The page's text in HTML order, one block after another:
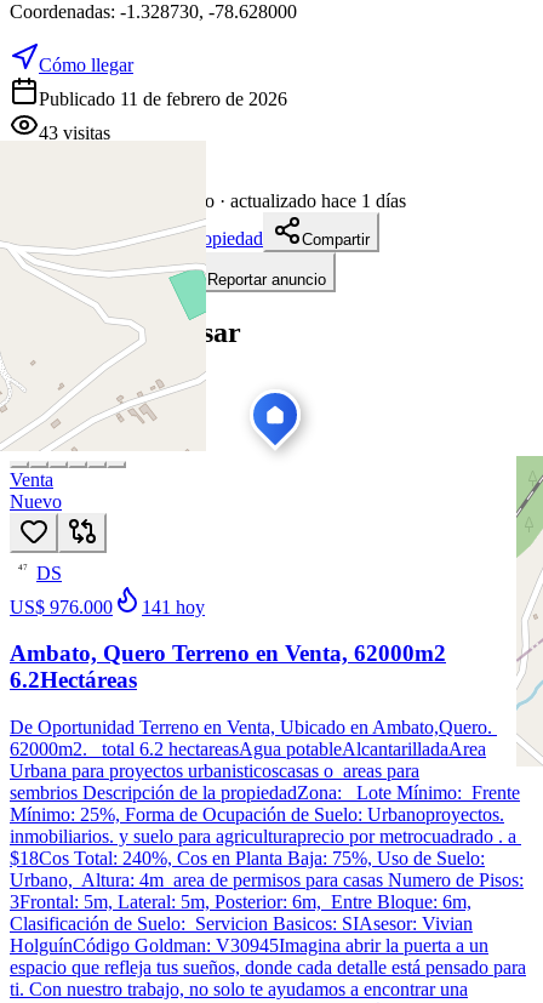
Coordenadas: -1.328730, -78.628000
Cómo llegar
Publicado 11 de febrero de 2026
43 visitas
días en el mercado · actualizado hace 1 días
Descargar ficha de propiedad
Compartir
Añadir a tablero Reportar anuncio
Te puede interesar
Ver todas
Venta
Nuevo
47
DS
US$ 976.000
141 hoy
Ambato, Quero Terreno en Venta, 62000m2
6.2Hectáreas
De Oportunidad Terreno en Venta, Ubicado en Ambato,Quero.
62000m2. total 6.2 hectareasAgua potableAlcantarilladaArea
Urbana para proyectos urbanisticoscasas o areas para
sembrios Descripción de la propiedadZona: Lote Mínimo: Frente
Mínimo: 25%, Forma de Ocupación de Suelo: Urbanoproyectos.
inmobiliarios. y suelo para agriculturaprecio por metrocuadrado . a
$18Cos Total: 240%, Cos en Planta Baja: 75%, Uso de Suelo:
Urbano, Altura: 4m area de permisos para casas Numero de Pisos:
3Frontal: 5m, Lateral: 5m, Posterior: 6m, Entre Bloque: 6m,
Clasificación de Suelo: Servicion Basicos: SIAsesor: Vivian
HolguínCódigo Goldman: V30945Imagina abrir la puerta a un
espacio que refleja tus sueños, donde cada detalle está pensado para
ti. Con nuestro trabajo, no solo te ayudamos a encontrar una